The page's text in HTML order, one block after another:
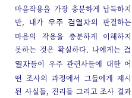
마음작용을 가장 충분하게 납득하지
만, 내가우주 검열자의 판결하는
마음의 작용을 충분하게 이해하지
못하는 것은 확실하다. 나에게는 검
열자들이 우주 관련사들에 대한 어
떤 조사의 과정에서 그들에게 제시
된 사실들, 진리들 그리고 조사 결과